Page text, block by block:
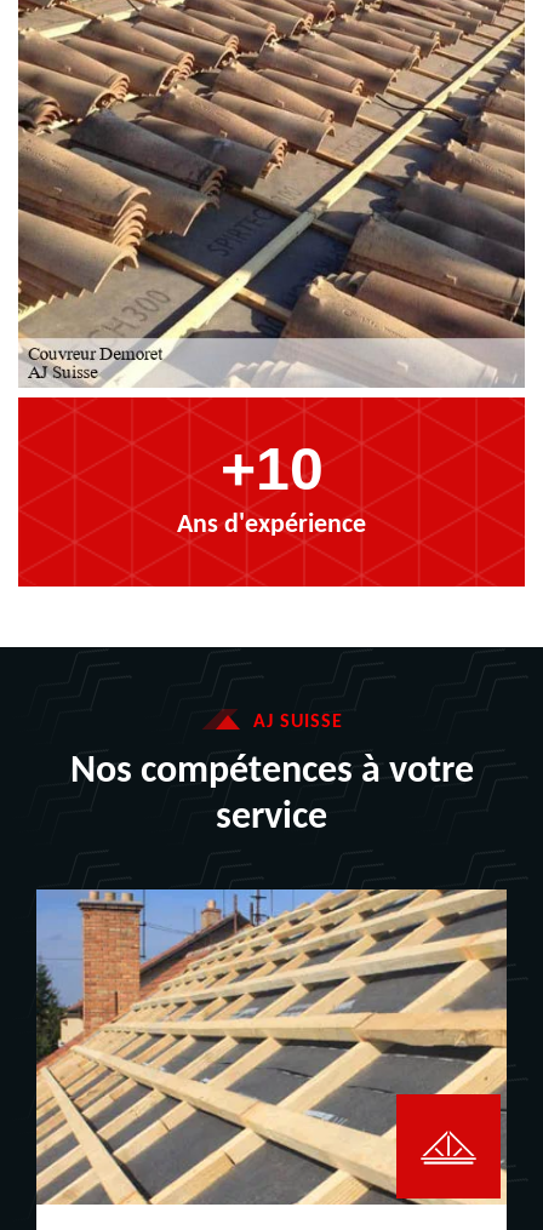
+10
Ans d'expérience
AJ SUISSE
Nos compétences à votre
service